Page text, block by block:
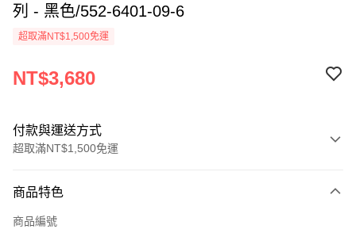
列 - 黑色/552-6401-09-6
超取滿NT$1,500免運
NT$3,680
付款與運送方式
超取滿NT$1,500免運
信用卡一次付款
商品特色
商品編號